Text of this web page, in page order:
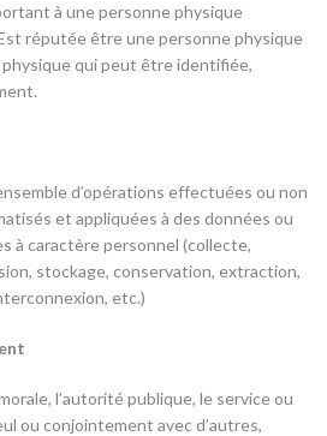
à une personne physique
réputée être une personne physique
qui peut être identifiée,
d’opérations effectuées ou non
et appliquées à des données ou
à caractère personnel (collecte,
stockage, conservation, extraction,
etc.)
l’autorité publique, le service ou
ou conjointement avec d’autres,